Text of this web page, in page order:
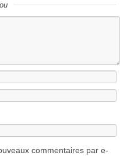
ou
commentaires par e-